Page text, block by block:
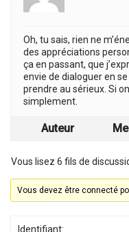
Oh, tu sais, rien ne
des appréciations
ça en passant, que
envie de dialoguer en
prendre au sérieux. Si
simplement.
Auteur
Vous lisez 6 fils de
Vous devez être connecté
Identifiant: